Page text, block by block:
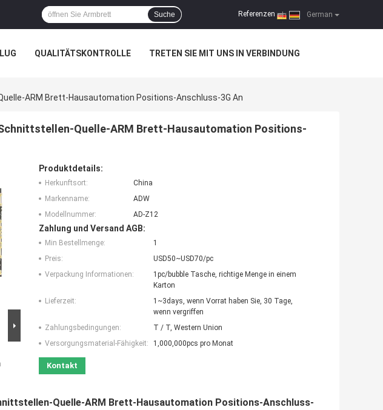
German
Referenzen |
Suche
QUALITÄTSKONTROLLE TRETEN SIE MIT UNS IN VERBINDUNG
ARM Brett-Hausautomation Positions-Anschluss-3G An
Quelle-ARM Brett-Hausautomation Positions-
Produktdetails:
Herkunftsort:
China
Markenname:
ADW
Modellnummer:
AD-Z12
Zahlung und Versand AGB:
Min Bestellmenge:
1
Preis:
USD50~USD70/pc
Verpackung Informationen:
1pc/bubble Tasche, richtige Menge in einem
Karton
Lieferzeit:
1~3days, wenn Vorrat haben Sie, 30 Tage,
wenn vergriffen
Zahlungsbedingungen:
T / T, Western Union
Versorgungsmaterial-Fähigkeit:
1,000,000pcs pro Monat
Kontakt
Quelle-ARM Brett-Hausautomation Positions-Anschluss-